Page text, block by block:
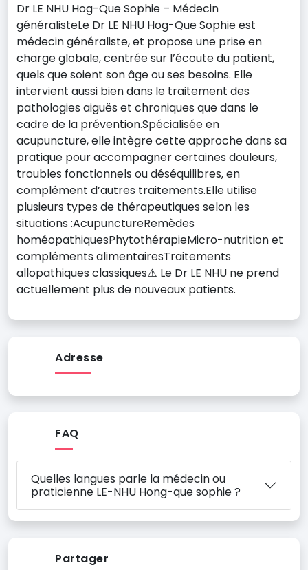
Dr LE NHU Hog-Que Sophie – Médecin
généralisteLe Dr LE NHU Hog-Que Sophie est
médecin généraliste, et propose une prise en
charge globale, centrée sur l’écoute du patient,
quels que soient son âge ou ses besoins. Elle
intervient aussi bien dans le traitement des
pathologies aiguës et chroniques que dans le
cadre de la prévention.Spécialisée en
acupuncture, elle intègre cette approche dans sa
pratique pour accompagner certaines douleurs,
troubles fonctionnels ou déséquilibres, en
complément d’autres traitements.Elle utilise
plusieurs types de thérapeutiques selon les
situations :AcupunctureRemèdes
homéopathiquesPhytothérapieMicro-nutrition et
compléments alimentairesTraitements
allopathiques classiques⚠️ Le Dr LE NHU ne prend
actuellement plus de nouveaux patients.
Adresse
FAQ
Quelles langues parle la médecin ou
praticienne LE-NHU Hong-que sophie ?
Partager